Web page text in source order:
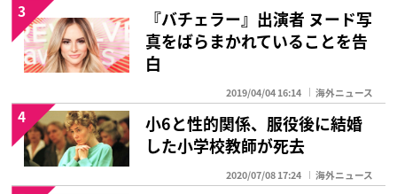
『バチェラー』出演者 ヌード写
真をばらまかれていることを告
白
2019/04/04 16:14 海外ニュース
3
小6と性的関係、服役後に結婚
した小学校教師が死去
2020/07/08 17:24 海外ニュース
4